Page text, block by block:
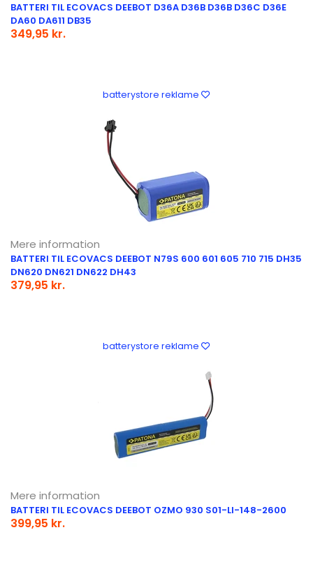
BATTERI TIL ECOVACS DEEBOT D36A D36B D36B D36C D36E
DA60 DA611 DB35
349,95 kr.
batterystore reklame
Mere information
BATTERI TIL ECOVACS DEEBOT N79S 600 601 605 710 715 DH35
DN620 DN621 DN622 DH43
379,95 kr.
batterystore reklame
Mere information
BATTERI TIL ECOVACS DEEBOT OZMO 930 S01-LI-148-2600
399,95 kr.